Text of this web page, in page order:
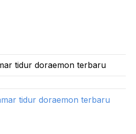
tidur doraemon terbaru